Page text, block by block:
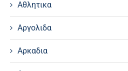
Αθλητικα
Αργολιδα
Αρκαδια